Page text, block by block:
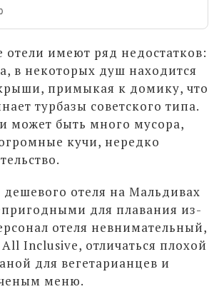
отели имеют ряд недостатков:
в некоторых душ находится
примыкая к домику, что
турбазы советского типа.
может быть много мусора,
кучи, нередко
отеля на Мальдивах
для плавания из-
отеля невнимательный,
Inclusive, отличаться плохой
для вегетарианцев и
меню.